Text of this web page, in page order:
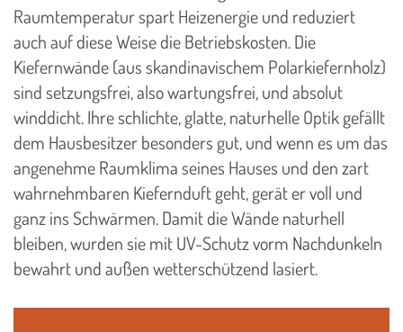
Raumtemperatur spart Heizenergie und reduziert
auch auf diese Weise die Betriebskosten. Die
Kiefernwände (aus skandinavischem Polarkiefernholz)
sind setzungsfrei, also wartungsfrei, und absolut
winddicht. Ihre schlichte, glatte, naturhelle Optik gefällt
dem Hausbesitzer besonders gut, und wenn es um das
angenehme Raumklima seines Hauses und den zart
wahrnehmbaren Kiefernduft geht, gerät er voll und
ganz ins Schwärmen. Damit die Wände naturhell
bleiben, wurden sie mit UV-Schutz vorm Nachdunkeln
bewahrt und außen wetterschützend lasiert.